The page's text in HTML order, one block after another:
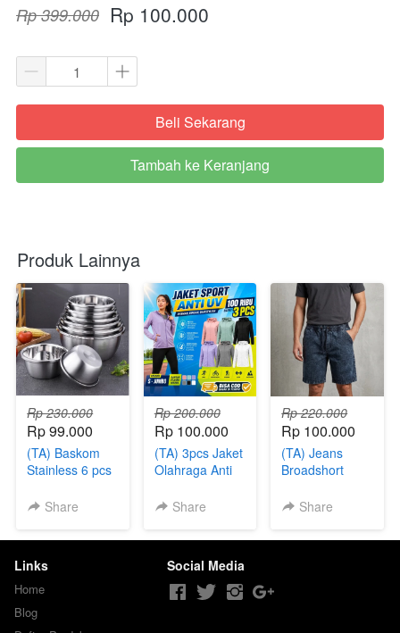
Rp 399.000 Rp 100.000
`Beli Sekarang
`
Tambah ke Keranjang
Produk Lainnya
Rp 230.000
Rp 99.000
(TA) Baskom
Stainless 6 pcs
Share
Rp 200.000
Rp 100.000
(TA) 3pcs Jaket
Olahraga Anti
Share
Rp 220.000
Rp 100.000
(TA) Jeans
Broadshort
Share
Links
Home
Blog
Social Media